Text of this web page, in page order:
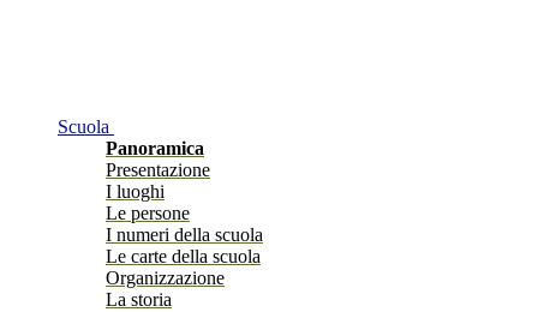
Scuola
Panoramica
Presentazione
I luoghi
Le persone
I numeri della scuola
Le carte della scuola
Organizzazione
La storia